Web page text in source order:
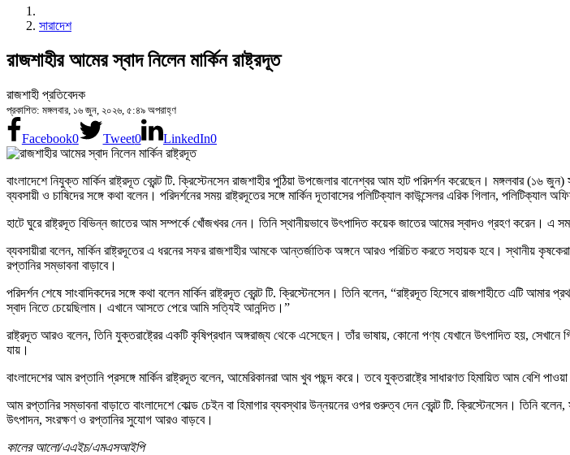
সারাদেশ
রাজশাহীর আমের স্বাদ নিলেন মার্কিন রাষ্ট্রদূত
রাজশাহী প্রতিবেদক
প্রকাশিত: মঙ্গলবার, ১৬ জুন, ২০২৬, ৫:৪৯ অপরাহ্ণ
Facebook0 Tweet0 LinkedIn0
বাংলাদেশে নিযুক্ত মার্কিন রাষ্ট্রদূত ব্রেন্ট টি. ক্রিস্টেনসেন রাজশাহীর পুঠিয়া উপজেলার বানেশ্বর আম হাট পরিদর্শন করেছেন।
ব্যবসায়ী ও চাষিদের সঙ্গে কথা বলেন। পরিদর্শনের সময় রাষ্ট্রদূতের সঙ্গে মার্কিন দূতাবাসের পলিটিক্যাল কাউন্সেলর এরিক গিলান, পলিটিক্যাল
হাটে ঘুরে রাষ্ট্রদূত বিভিন্ন জাতের আম সম্পর্কে খোঁজখবর নেন। তিনি স্থানীয়ভাবে উৎপাদিত কয়েক জাতের আমের স্বাদও গ্রহণ করেন। এ
ব্যবসায়ীরা বলেন, মার্কিন রাষ্ট্রদূতের এ ধরনের সফর রাজশাহীর আমকে আন্তর্জাতিক অঙ্গনে আরও পরিচিত করতে সহায়ক হবে। স্থানীয়
রপ্তানির সম্ভাবনা বাড়াবে।
পরিদর্শন শেষে সাংবাদিকদের সঙ্গে কথা বলেন মার্কিন রাষ্ট্রদূত ব্রেন্ট টি. ক্রিস্টেনসেন। তিনি বলেন, “রাষ্ট্রদূত হিসেবে রাজশাহীতে
স্বাদ নিতে চেয়েছিলাম। এখানে আসতে পেরে আমি সত্যিই আনন্দিত।”
রাষ্ট্রদূত আরও বলেন, তিনি যুক্তরাষ্ট্রের একটি কৃষিপ্রধান অঙ্গরাজ্য থেকে এসেছেন। তাঁর ভাষায়, কোনো পণ্য যেখানে উৎপাদিত হয়, সেখানে
যায়।
বাংলাদেশের আম রপ্তানি প্রসঙ্গে মার্কিন রাষ্ট্রদূত বলেন, আমেরিকানরা আম খুব পছন্দ করে। তবে যুক্তরাষ্ট্রে সাধারণত হিমায়িত আম বেশি
আম রপ্তানির সম্ভাবনা বাড়াতে বাংলাদেশে কোল্ড চেইন বা হিমাগার ব্যবস্থার উন্নয়নের ওপর গুরুত্ব দেন ব্রেন্ট টি. ক্রিস্টেনসেন।
উৎপাদন, সংরক্ষণ ও রপ্তানির সুযোগ আরও বাড়বে।
কালের আলো/এএইচ/এমএসআইপি